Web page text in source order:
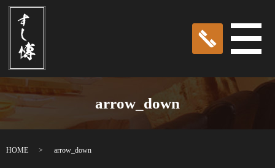
メ
arrow_down
HOME arrow_down